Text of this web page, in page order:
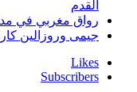
القدم
رواق مغربي في
جيمى وروزالين كارتر.. 77 عامًا في
Likes
Subscribers